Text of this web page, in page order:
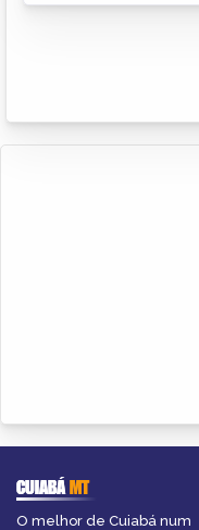
CUIABÁMT
O melhor de Cuiabá num